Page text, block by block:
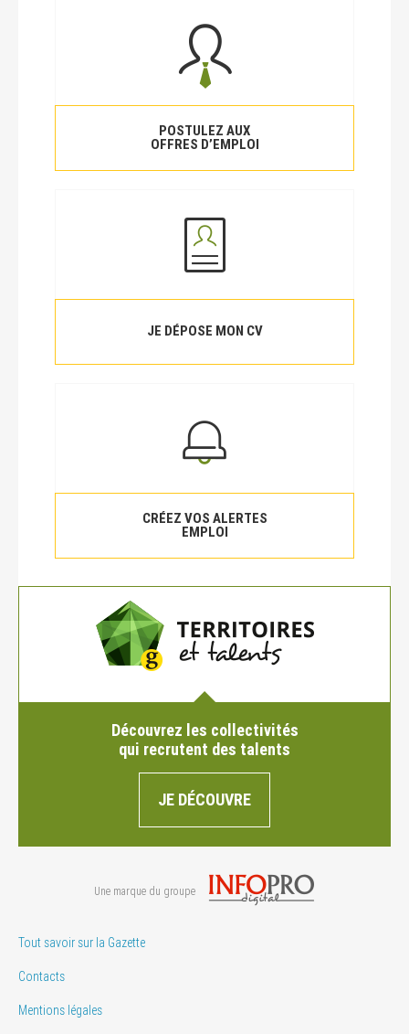
POSTULEZ AUX
OFFRES D’EMPLOI
JE DÉPOSE MON CV
CRÉEZ VOS ALERTES
EMPLOI
Découvrez les collectivités
qui recrutent des talents
JE DÉCOUVRE
Une marque du groupe
Tout savoir sur la Gazette
Contacts
Mentions légales